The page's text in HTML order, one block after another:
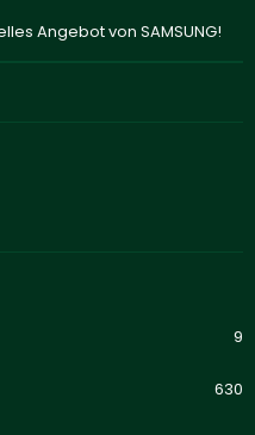
Angebot von SAMSUNG!
9
630